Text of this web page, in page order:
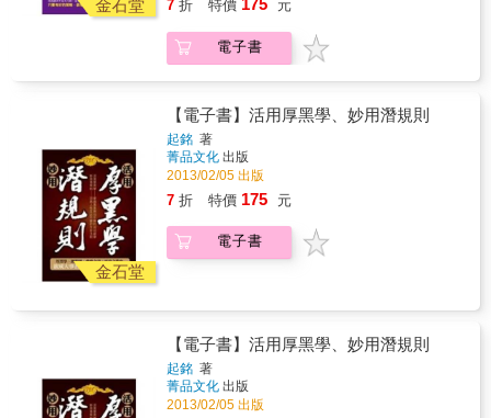
生，過著隱居生活，生於亂世長於亂世的諸葛
亮特別喜歡研讀兵法，在隆中期間他日夜揣摩
兵法並廣交智士共同探討安邦定國之策。西元
歲的諸葛亮開始出山輔佐劉備。諸葛亮的輔
佐，使劉備的境況大為改觀。劉備從最初的兵
不過千，將只有關張到後來創建蜀國，與孫
權、曹操共成鼎足之勢，這一切諸葛亮功不可
沒。西元223年，劉備病逝，其子劉禪繼位，封
諸葛亮為武鄉侯，兼領益州牧，總攬軍政大
權，為了完成統一大業，諸葛亮先後6次北伐中
原。西元234年，正值盛年的諸葛亮病逝五丈原
看穿別人的真面目洞察真實人性 教你透析人性
美好！ 現實的社會到處充滿陷阱，常常有詐
欺、訛騙的事件﹔真實的人性教你無法看透，
因為人性是複雜難懂。 人不能只有小聰明，卻
耍弄奸詐，而是要教你看透人性、修煉自我，
認清他人的真實性格……
金石堂
者！反擊不一定靠實力！「狐假虎威」是知名
的成語故事！但是它不只是形容作威作福的小
人，更是弱者能夠反敗為勝的策略！且聽底層
能成功反擊強者！怎麼做到？且看本書提供精
彩的範例！順水推舟、將計就計也能反擊成
功！不要再以為弱者就一定得百依百順，任人
擺佈！順水推舟，將計就計反而是弱者反擊的
高明策略！不要懷疑，趕快隨者底層生活大師
鄭逸安思考你的反擊成功策略！本書特色 我必
須告訴你一個事實：「誰說弱者是天生的？」
英雄不怕出身低，最怕的就是你自己瞧不起自
擊！除非你自己甘於當個弱者，否則沒有人能
自己，沒有人能讓你當個天生弱者！
7 折 特價 175 元
電子書
金石堂
【電子書】活用厚黑學、妙用潛規則
起銘 著
菁品文化 出版
2013/02/05 出版
7 折 特價 175 元
電子書
【電子書】活用厚黑學、妙用潛規則
起銘 著
菁品文化 出版
2013/02/05 出版